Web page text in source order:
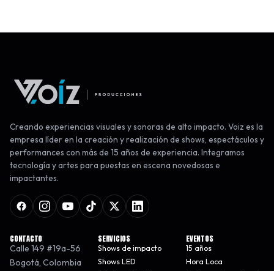
Creando experiencias visuales y sonoras de alto impacto. Voiz es la
empresa líder en la creación y realización de shows, espectáculos y
performances con más de 15 años de experiencia. Integramos
tecnología y artes para puestas en escena novedosas e
impactantes.
CONTACTO
Calle 149 #19a-56
Bogotá, Colombia
SERVICIOS
Shows de impacto
Shows LED
EVENTOS
15 años
Hora Loca